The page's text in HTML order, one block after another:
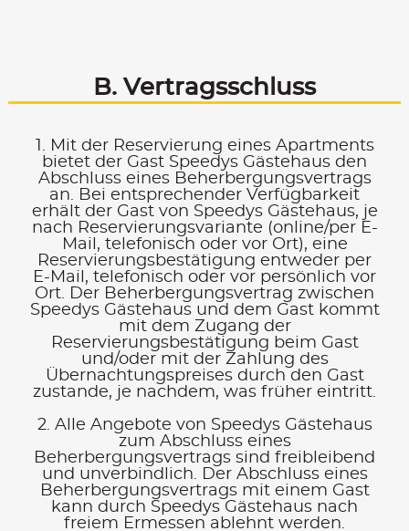
B. Vertragsschluss
1. Mit der Reservierung eines Apartments
bietet der Gast Speedys Gästehaus den
Abschluss eines Beherbergungsvertrags
an. Bei entsprechender Verfügbarkeit
erhält der Gast von Speedys Gästehaus, je
nach Reservierungsvariante (online/per E-
Mail, telefonisch oder vor Ort), eine
Reservierungsbestätigung entweder per
E-Mail, telefonisch oder vor persönlich vor
Ort. Der Beherbergungsvertrag zwischen
Speedys Gästehaus und dem Gast kommt
mit dem Zugang der
Reservierungsbestätigung beim Gast
und/oder mit der Zahlung des
Übernachtungspreises durch den Gast
zustande, je nachdem, was früher eintritt.
2. Alle Angebote von Speedys Gästehaus
zum Abschluss eines
Beherbergungsvertrags sind freibleibend
und unverbindlich. Der Abschluss eines
Beherbergungsvertrags mit einem Gast
kann durch Speedys Gästehaus nach
freiem Ermessen ablehnt werden.